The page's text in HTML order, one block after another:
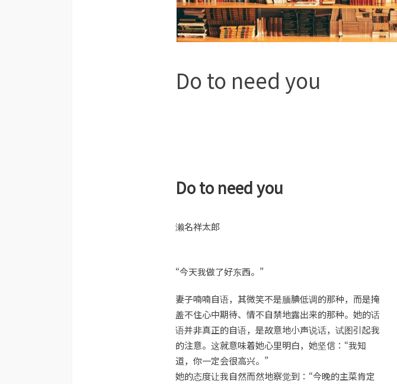
Do to need you
Do to need you
濑名祥太郎
“今天我做了好东西。”
妻子喃喃自语，其微笑不是腼腆低调的那种，而是掩
盖不住心中期待、情不自禁地露出来的那种。她的话
语并非真正的自语，是故意地小声说话，试图引起我
的注意。这就意味着她心里明白，她坚信：“我知
道，你一定会很高兴。”
她的态度让我自然而然地察觉到：“今晚的主菜肯定